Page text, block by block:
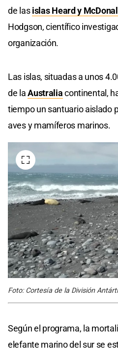
de lasislas Heard y
Hodgson, científico
organización.
Las islas, situadas a unos
de laAustraliacontinental,
tiempo un santuario aislado
aves y mamíferos marinos.
Foto: Cortesía de la División
Según el programa, la
elefante marino del sur se